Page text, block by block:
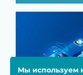
Мы используем